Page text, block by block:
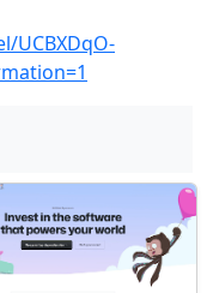
UCBXDqO-